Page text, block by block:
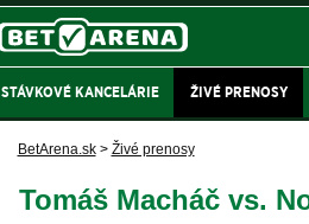
STÁVKOVÉ KANCELÁRIE ŽIVÉ PRENOSY
BetArena.sk > Živé prenosy
Tomáš Macháč vs.